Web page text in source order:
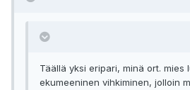
Täällä yksi eripari, minä ort. mies
ekumeeninen vihkiminen, jolloin